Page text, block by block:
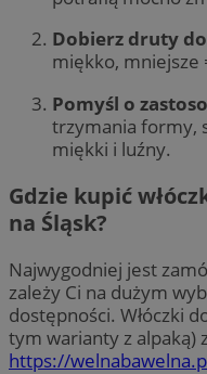
Dobierz druty
miękko, mniejsze
Pomyśl o
trzymania formy,
miękki i luźny.
Gdzie kupić
na Śląsk?
Najwygodniej jest
zależy Ci na dużym
dostępności. Włóczki
tym warianty z alpaką)
https://